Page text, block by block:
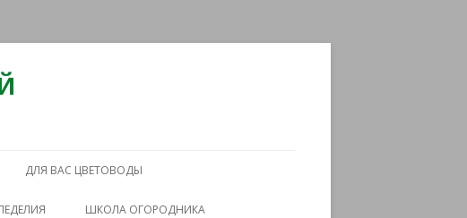
ДЛЯ ВАС ЦВЕТОВОДЫ
ШКОЛА ОГОРОДНИКА